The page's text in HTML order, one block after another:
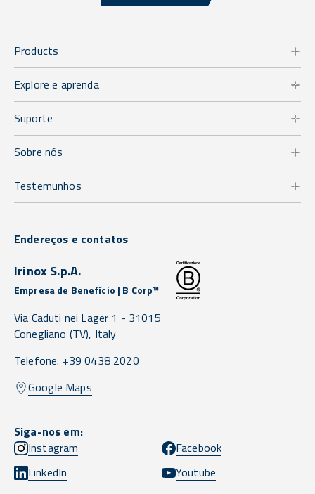
Products
Explore e aprenda
Suporte
Sobre nós
Testemunhos
Endereços e contatos
Irinox S.p.A.
Empresa de Benefício | B Corp™
Via Caduti nei Lager 1 - 31015
Conegliano (TV), Italy
Telefone. +39 0438 2020
Google Maps
Siga-nos em:
Instagram
Facebook
LinkedIn
Youtube